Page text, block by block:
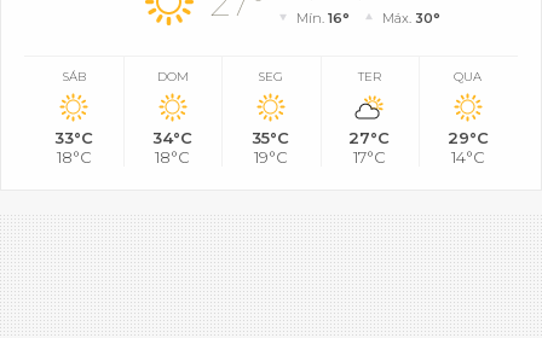
Mín.16° Máx. 30°
SÁB
33°C
18°C
DOM
34°C
18°C
SEG
35°C
19°C
TER
27°C
17°C
QUA
29°C
14°C